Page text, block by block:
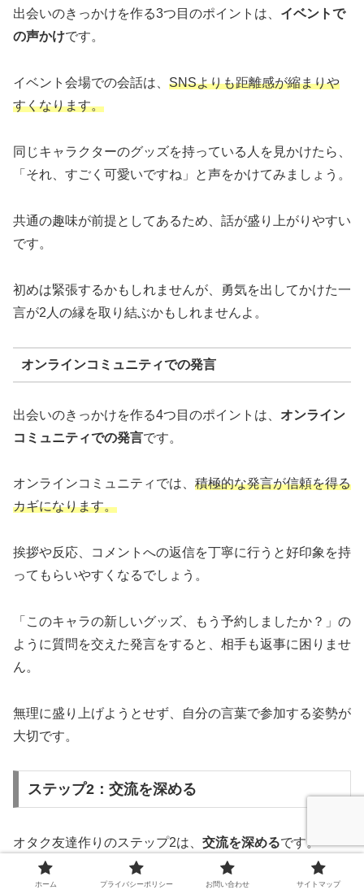
出会いのきっかけを作る3つ目のポイントは、 イベントで
の声かけです。
イベント会場での会話は、 SNSよりも距離感が縮まりや
すくなります。
同じキャラクターのグッズを持っている人を見かけたら、
「それ、すごく可愛いですね」と声をかけてみましょう。
共通の趣味が前提としてあるため、話が盛り上がりやすい
です。
初めは緊張するかもしれませんが、勇気を出してかけた一
言が2人の縁を取り結ぶかもしれませんよ。
オンラインコミュニティでの発言
出会いのきっかけを作る4つ目のポイントは、 オンライン
コミュニティでの発言です。
オンラインコミュニティでは、 積極的な発言が信頼を得る
カギになります。
挨拶や反応、コメントへの返信を丁寧に行うと好印象を持
ってもらいやすくなるでしょう。
「このキャラの新しいグッズ、もう予約しましたか？」の
ように質問を交えた発言をすると、相手も返事に困りませ
ん。
無理に盛り上げようとせず、自分の言葉で参加する姿勢が
大切です。
ステップ2：交流を深める
オタク友達作りのステップ2は、 交流を深めるです。
以下の項目に沿って解説していきます。
ホーム プライバシーポリシー お問い合わせ サイトマップ